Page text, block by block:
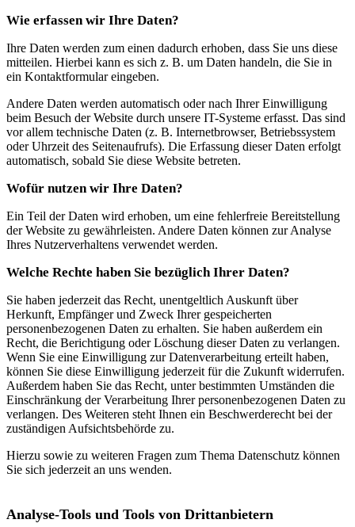
Wie erfassen wir Ihre Daten?
Ihre Daten werden zum einen dadurch erhoben, dass Sie uns diese
mitteilen. Hierbei kann es sich z. B. um Daten handeln, die Sie in
ein Kontaktformular eingeben.
Andere Daten werden automatisch oder nach Ihrer Einwilligung
beim Besuch der Website durch unsere IT-Systeme erfasst. Das sind
vor allem technische Daten (z. B. Internetbrowser, Betriebssystem
oder Uhrzeit des Seitenaufrufs). Die Erfassung dieser Daten erfolgt
automatisch, sobald Sie diese Website betreten.
Wofür nutzen wir Ihre Daten?
Ein Teil der Daten wird erhoben, um eine fehlerfreie Bereitstellung
der Website zu gewährleisten. Andere Daten können zur Analyse
Ihres Nutzerverhaltens verwendet werden.
Welche Rechte haben Sie bezüglich Ihrer Daten?
Sie haben jederzeit das Recht, unentgeltlich Auskunft über
Herkunft, Empfänger und Zweck Ihrer gespeicherten
personenbezogenen Daten zu erhalten. Sie haben außerdem ein
Recht, die Berichtigung oder Löschung dieser Daten zu verlangen.
Wenn Sie eine Einwilligung zur Datenverarbeitung erteilt haben,
können Sie diese Einwilligung jederzeit für die Zukunft widerrufen.
Außerdem haben Sie das Recht, unter bestimmten Umständen die
Einschränkung der Verarbeitung Ihrer personenbezogenen Daten zu
verlangen. Des Weiteren steht Ihnen ein Beschwerderecht bei der
zuständigen Aufsichtsbehörde zu.
Hierzu sowie zu weiteren Fragen zum Thema Datenschutz können
Sie sich jederzeit an uns wenden.
Analyse-Tools und Tools von Dritt­anbietern